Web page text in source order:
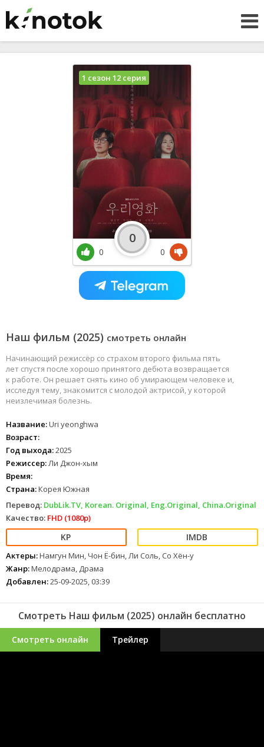
Наш фильм (2025) смотреть онлайн
Начинающий режиссёр со страхом второго фильма пять
лет спустя после хорошо принятого дебюта возвращается
к работе. Он решает снять кино об умирающем человеке и,
исследуя тему, знакомится с молодой актрисой, у которой
неизлечимая болезнь.
Название:Uri yeonghwa
Возраст:
Год выхода:2025
Режиссер:Ли Джон-хым
Время:
Страна:Корея Южная
Перевод: DubLik.TV, Korean. Original, Eng.Original, China.Original
Качество: FHD (1080p)
Актеры:Намгун Мин, Чон Ё-бин, Ли Соль, Со Хён-у
Жанр:Мелодрама, Драма
Добавлен:25-09-2025, 03:39
1 сезон 12 серия
0
0
0
Смотреть Наш фильм (2025) онлайн бесплатно
Смотреть онлайн Трейлер